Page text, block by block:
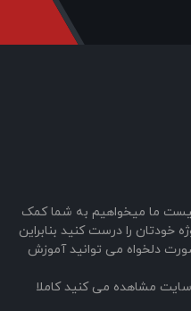
ما میخواهیم به شما کمک
خودتان را درست کنید بنابراین
دلخواه می توانید آموزش
مشاهده می کنید کاملا